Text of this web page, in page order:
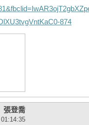
874
張登喬